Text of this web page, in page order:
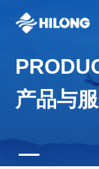
产品与